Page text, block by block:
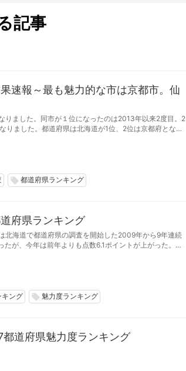
記事
速報～最も魅力的な市は京都市。仙
りました。同市が１位になったのは2013年以来2度目。2
りました。都道府県は北海道が1位、2位は京都府となっ
local_offer 都道府県ランキング
府県ランキング
北海道で都道府県の調査を開始した2009年から9年連続
が、今年は前年よりも点数6.1ポイントが上がった。上
キング local_offer 魅力度ランキング
道府県魅力度ランキング